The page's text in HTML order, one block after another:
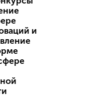
и